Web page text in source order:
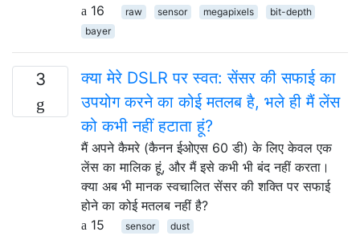
16
raw sensor megapixels
bit-depth
bayer
3
क्या मेरे DSLR पर स्वत: सेंसर की सफाई का
उपयोग करने का कोई मतलब है, भले ही मैं लेंस
को कभी नहीं हटाता हूं?
मैं अपने कैमरे (कैनन ईओएस 60 डी) के लिए केवल एक
लेंस का मालिक हूं, और मैं इसे कभी भी बंद नहीं करता।
क्या अब भी मानक स्वचालित सेंसर की शक्ति पर सफाई
होने का कोई मतलब नहीं है?
15
sensor dust